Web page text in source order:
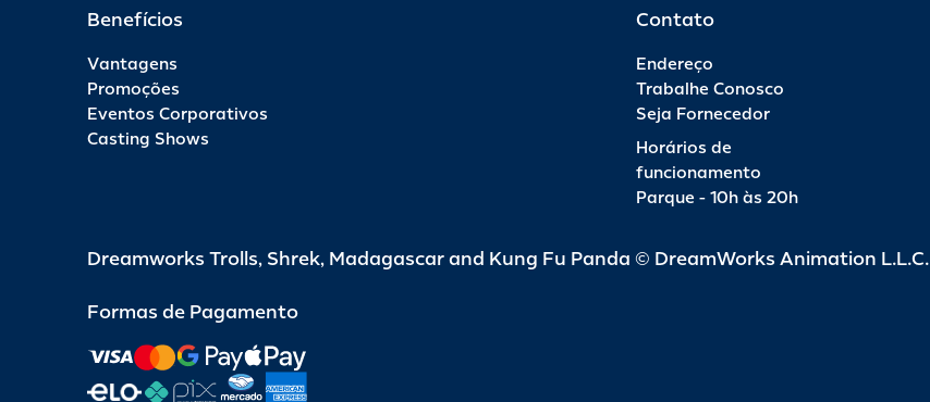
Benefícios
Vantagens
Promoções
Eventos Corporativos
Casting Shows
Contato
Endereço
Trabalhe Conosco
Seja Fornecedor
Horários de
funcionamento
Parque - 10h às 20h
Dreamworks Trolls, Shrek, Madagascar and Kung Fu Panda © DreamWorks Animation L.L.C.
Formas de Pagamento